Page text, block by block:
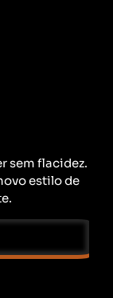
sem flacidez.
estilo de